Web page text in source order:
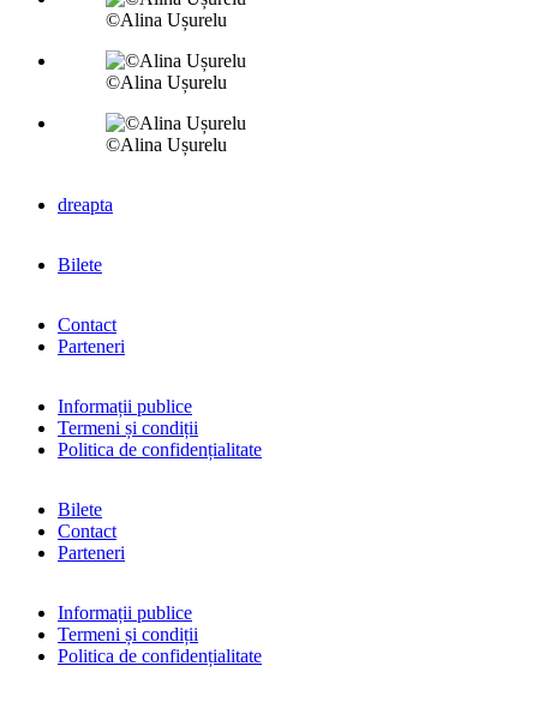
©Alina Ușurelu
©Alina Ușurelu
©Alina Ușurelu
dreapta
Bilete
Contact
Parteneri
Informații publice
Termeni și condiții
Politica de confidențialitate
Bilete
Contact
Parteneri
Informații publice
Termeni și condiții
Politica de confidențialitate